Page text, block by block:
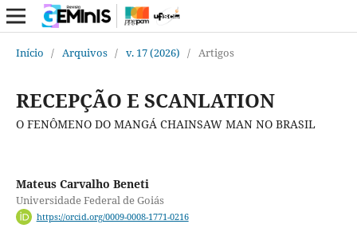
Início / Arquivos / v. 17 (2026) / Artigos
RECEPÇÃO E SCANLATION
O FENÔMENO DO MANGÁ CHAINSAW MAN NO BRASIL
Mateus Carvalho Beneti
Universidade Federal de Goiás
https://orcid.org/0009-0008-1771-0216